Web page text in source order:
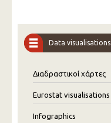
Data visualisations
Διαδραστικοί χάρτες
Eurostat visualisations
Infographics